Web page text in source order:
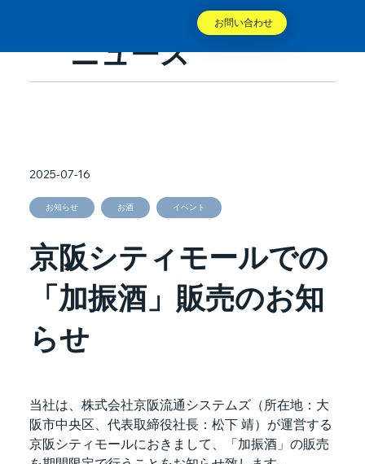
お問い合わせ
ニュース
京阪シティモールでの
「加振酒」販売のお知
らせ
お知らせ お酒 イベント
2025-07-16
当社は、株式会社京阪流通システムズ（所在地：大
阪市中央区、代表取締役社長：松下 靖）が運営する
京阪シティモールにおきまして、「加振酒」の販売